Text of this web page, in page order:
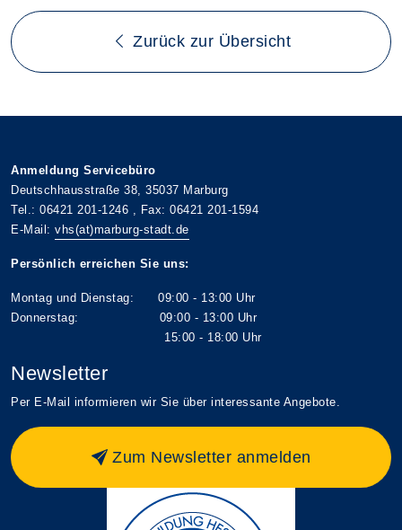
Zurück zur Übersicht
Anmeldung Servicebüro
Deutschhausstraße 38, 35037 Marburg
Tel.: 06421 201-1246 , Fax: 06421 201-1594
E-Mail: vhs(at)marburg-stadt.de
Persönlich erreichen Sie uns:
Montag und Dienstag: 09:00 - 13:00 Uhr
Donnerstag: 09:00 - 13:00 Uhr
15:00 - 18:00 Uhr
Newsletter
Per E-Mail informieren wir Sie über interessante Angebote.
Zum Newsletter anmelden